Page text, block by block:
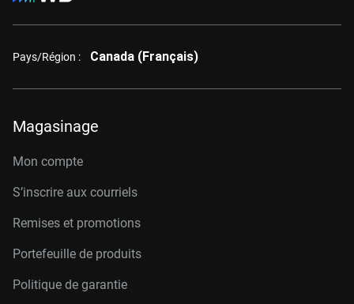
Pays/Région : Canada (Français)
Magasinage
Mon compte
S’inscrire aux courriels
Remises et promotions
Portefeuille de produits
Politique de garantie